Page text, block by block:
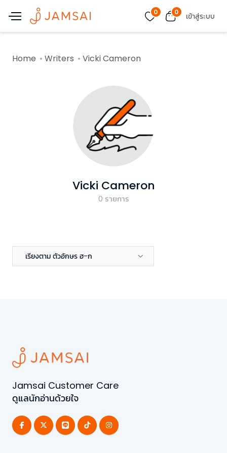
0 0 เข้าสู่ระบบ
Home Writers Vicki Cameron
Vicki Cameron
0 รายการ
เรียงตาม ตัวอักษร ฮ-ก
Jamsai Customer Care
ดูแลนักอ่านด้วยใจ